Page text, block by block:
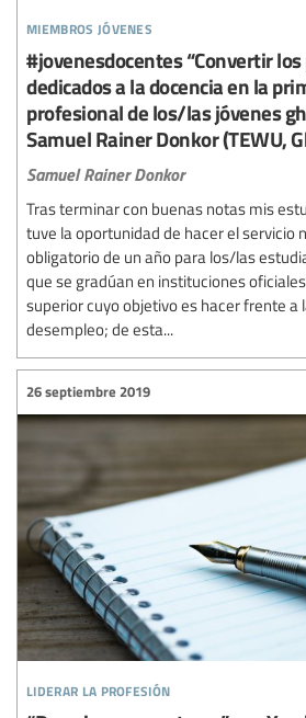
miembros jóvenes
#jovenesdocentes “Convertir
dedicados a la docencia en la
profesional de los/las jóvenes
Samuel Rainer Donkor (TEWU,
Samuel Rainer Donkor
Tras terminar con buenas notas mis
tuve la oportunidad de hacer el servicio
obligatorio de un año para los/las
que se gradúan en instituciones
superior cuyo objetivo es hacer frente a
desempleo; de esta...
liderar la profesión
26 septiembre 2019